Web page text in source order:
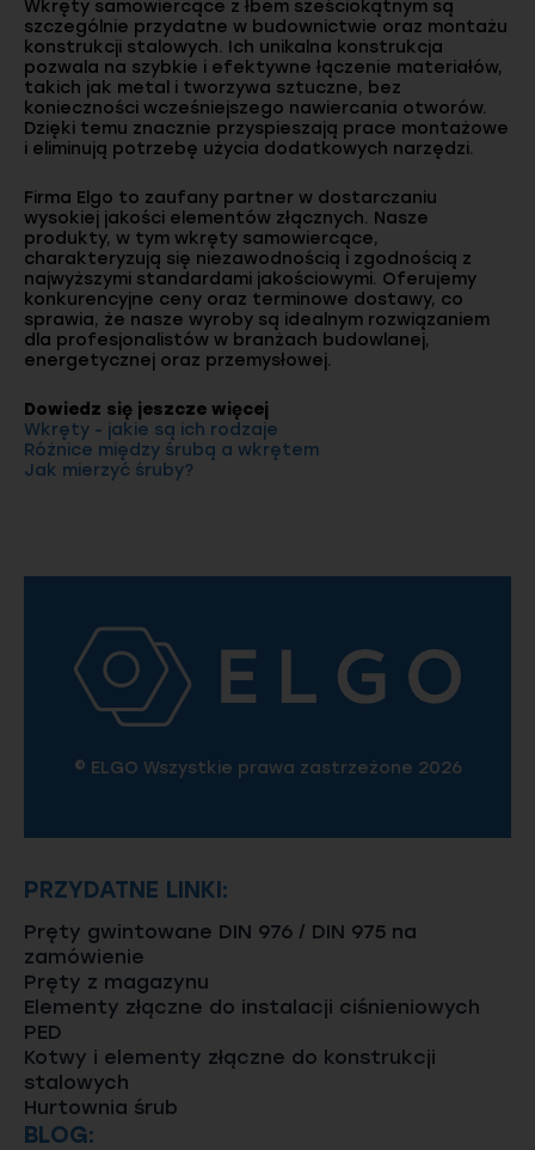
Wkręty samowiercące z łbem sześciokątnym są
szczególnie przydatne w budownictwie oraz montażu
konstrukcji stalowych. Ich unikalna konstrukcja
pozwala na szybkie i efektywne łączenie materiałów,
takich jak metal i tworzywa sztuczne, bez
konieczności wcześniejszego nawiercania otworów.
Dzięki temu znacznie przyspieszają prace montażowe
i eliminują potrzebę użycia dodatkowych narzędzi.
Firma Elgo to zaufany partner w dostarczaniu
wysokiej jakości elementów złącznych. Nasze
produkty, w tym wkręty samowiercące,
charakteryzują się niezawodnością i zgodnością z
najwyższymi standardami jakościowymi. Oferujemy
konkurencyjne ceny oraz terminowe dostawy, co
sprawia, że nasze wyroby są idealnym rozwiązaniem
dla profesjonalistów w branżach budowlanej,
energetycznej oraz przemysłowej.
Dowiedz się jeszcze więcej
Wkręty - jakie są ich rodzaje
Różnice między śrubą a wkrętem
Jak mierzyć śruby?
© ELGO Wszystkie prawa zastrzeżone 2026
PRZYDATNE LINKI:
Pręty gwintowane DIN 976 / DIN 975 na
zamówienie
Pręty z magazynu
Elementy złączne do instalacji ciśnieniowych
PED
Kotwy i elementy złączne do konstrukcji
stalowych
Hurtownia śrub
BLOG: